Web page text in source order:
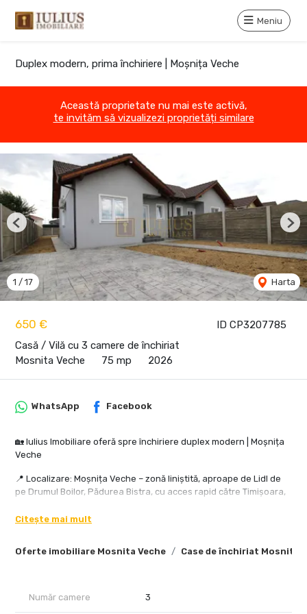
Meniu
Duplex modern, prima închiriere | Moșnița Veche
Această proprietate nu mai este activă,
te invităm să vizualizezi proprietăți similare
ID CP3207785
650 €
Casă / Vilă cu 3 camere de închiriat
Mosnita Veche
75 mp 2026
1 / 17 Harta
Previous
Oferte imobiliare Mosnita Veche Case de închiriat Mosnita
WhatsApp Facebook
🏡 Iulius Imobiliare oferă spre închiriere duplex modern | Moșnița
Veche
📍 Localizare: Moșnița Veche – zonă liniștită, aproape de Lidl de
pe Drumul Boilor, Pădurea Bistra, cu acces rapid către Timișoara,
finisaje de calitate. ✨
🔹 Suprafață utilă: 75 mp
Citește mai mult
Număr camere 3